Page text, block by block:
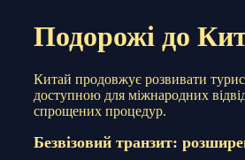
Подорожі до
Китай продовжує розвивати
доступною для міжнародних
спрощених процедур.
Безвізовий транзит: